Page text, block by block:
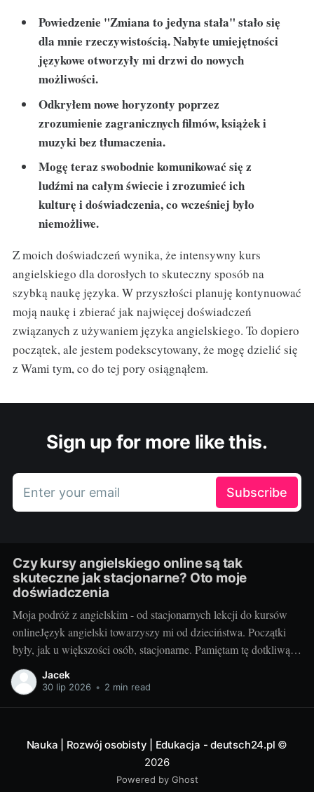
Powiedzenie "Zmiana to jedyna stała" stało się
dla mnie rzeczywistością. Nabyte umiejętności
językowe otworzyły mi drzwi do nowych
możliwości.
Odkryłem nowe horyzonty poprzez
zrozumienie zagranicznych filmów, książek i
muzyki bez tłumaczenia.
Mogę teraz swobodnie komunikować się z
ludźmi na całym świecie i zrozumieć ich
kulturę i doświadczenia, co wcześniej było
niemożliwe.
Z moich doświadczeń wynika, że intensywny kurs
angielskiego dla dorosłych to skuteczny sposób na
szybką naukę języka. W przyszłości planuję kontynuować
moją naukę i zbierać jak najwięcej doświadczeń
związanych z używaniem języka angielskiego. To dopiero
początek, ale jestem podekscytowany, że mogę dzielić się
z Wami tym, co do tej pory osiągnąłem.
Sign up for more like this.
Enter your email Subscribe
Czy kursy angielskiego online są tak
skuteczne jak stacjonarne? Oto moje
doświadczenia
Moja podróż z angielskim - od stacjonarnych lekcji do kursów
onlineJęzyk angielski towarzyszy mi od dzieciństwa. Początki
były, jak u większości osób, stacjonarne. Pamiętam tę dotkliwą
niechęć do porannego wstawania, pendolowania do szkoły i
powrotów w gorszym nastroju, niż w momencie wyjścia.
Jacek
30 lip 2026 • 2 min read
Nauka | Rozwój osobisty | Edukacja - deutsch24.pl ©
2026
Powered by Ghost